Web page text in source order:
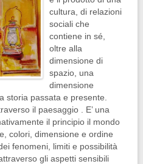
cultura, di relazioni
sociali che
contiene in sé,
oltre alla
dimensione di
spazio, una
dimensione
storia passata e presente.
il paesaggio . E’ una
il principio il mondo
colori, dimensione e ordine
fenomeni, limiti e possibilità
gli aspetti sensibili